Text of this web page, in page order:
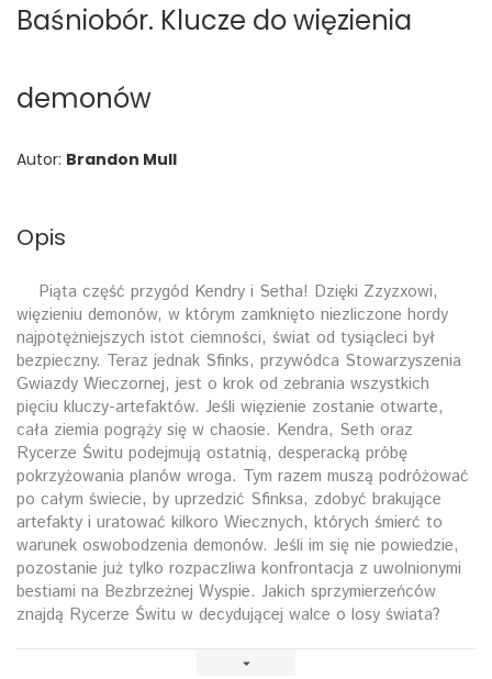
Baśniobór. Klucze do więzienia
demonów
Autor: Brandon Mull
Opis
Piąta część przygód Kendry i Setha! Dzięki Zzyzxowi,
więzieniu demonów, w którym zamknięto niezliczone hordy
najpotężniejszych istot ciemności, świat od tysiącleci był
bezpieczny. Teraz jednak Sfinks, przywódca Stowarzyszenia
Gwiazdy Wieczornej, jest o krok od zebrania wszystkich
pięciu kluczy-artefaktów. Jeśli więzienie zostanie otwarte,
cała ziemia pogrąży się w chaosie. Kendra, Seth oraz
Rycerze Świtu podejmują ostatnią, desperacką próbę
pokrzyżowania planów wroga. Tym razem muszą podróżować
po całym świecie, by uprzedzić Sfinksa, zdobyć brakujące
artefakty i uratować kilkoro Wiecznych, których śmierć to
warunek oswobodzenia demonów. Jeśli im się nie powiedzie,
pozostanie już tylko rozpaczliwa konfrontacja z uwolnionymi
bestiami na Bezbrzeżnej Wyspie. Jakich sprzymierzeńców
znajdą Rycerze Świtu w decydującej walce o losy świata?